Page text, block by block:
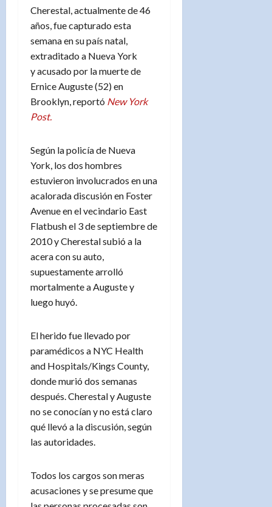
Cherestal, actualmente de 46
años, fue capturado esta
semana en su país natal,
extraditado a Nueva York
y acusado por la muerte de
Ernice Auguste (52) en
Brooklyn, reportó New York
Post.
Según la policía de Nueva
York, los dos hombres
estuvieron involucrados en una
acalorada discusión en Foster
Avenue en el vecindario East
Flatbush el 3 de septiembre de
2010 y Cherestal subió a la
acera con su auto,
supuestamente arrolló
mortalmente a Auguste y
luego huyó.
El herido fue llevado por
paramédicos a NYC Health
and Hospitals/Kings County,
donde murió dos semanas
después. Cherestal y Auguste
no se conocían y no está claro
qué llevó a la discusión, según
las autoridades.
Todos los cargos son meras
acusaciones y se presume que